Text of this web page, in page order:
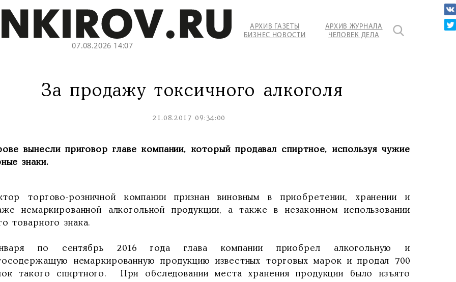
07.08.2026 14:07
АРХИВ ГАЗЕТЫ
БИЗНЕС НОВОСТИ
АРХИВ ЖУРНАЛА
ЧЕЛОВЕК ДЕЛА
За продажу токсичного алкоголя
21.08.2017 09:34:00
вынесли приговор главе компании, который продавал спиртное, используя чужие
знаки.
торгово-розничной компании признан виновным в приобретении, хранении и
немаркированной алкогольной продукции, а также в незаконном использовании
товарного знака.
по сентябрь 2016 года глава компании приобрел алкогольную и
немаркированную продукцию известных торговых марок и продал 700
такого спиртного. При обследовании места хранения продукции было изъято